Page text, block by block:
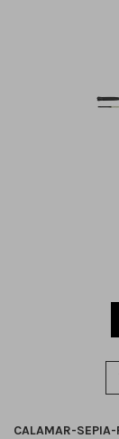
CALAMAR-SEPIA-